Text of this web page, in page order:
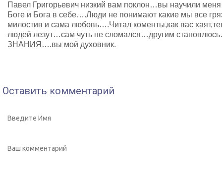
Павел Григорьевич низкий вам поклон…вы научили
Боге и Бога в себе….Люди не понимают какие мы все
милостив и сама любовь….Читал коменты,как вас
людей лезут…сам чуть не сломался…другим
ЗНАНИЯ….вы мой духовник.
Оставить комментарий